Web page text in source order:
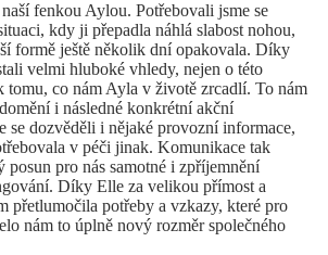
fenkou Aylou. Potřebovali jsme se
kdy ji přepadla náhlá slabost nohou,
formě ještě několik dní opakovala. Díky
velmi hluboké vhledy, nejen o této
tomu, co nám Ayla v životě zrcadlí. To nám
i následné konkrétní akční
se dozvěděli i nějaké provozní informace,
v péči jinak. Komunikace tak
posun pro nás samotné i zpříjemnění
Díky Elle za velikou přímost a
přetlumočila potřeby a vzkazy, které pro
nám to úplně nový rozměr společného